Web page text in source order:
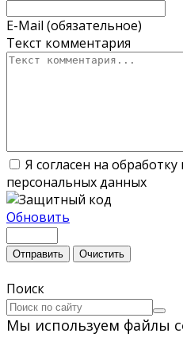
E-Mail (обязательное)
Текст комментария
Я согласен на
персональных данных
Обновить
Отправить Очистить
Поиск
Мы используем файлы